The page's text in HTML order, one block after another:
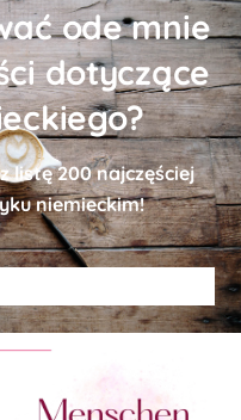
ode mnie
dotyczące
listę200 najczęściej
niemieckim!